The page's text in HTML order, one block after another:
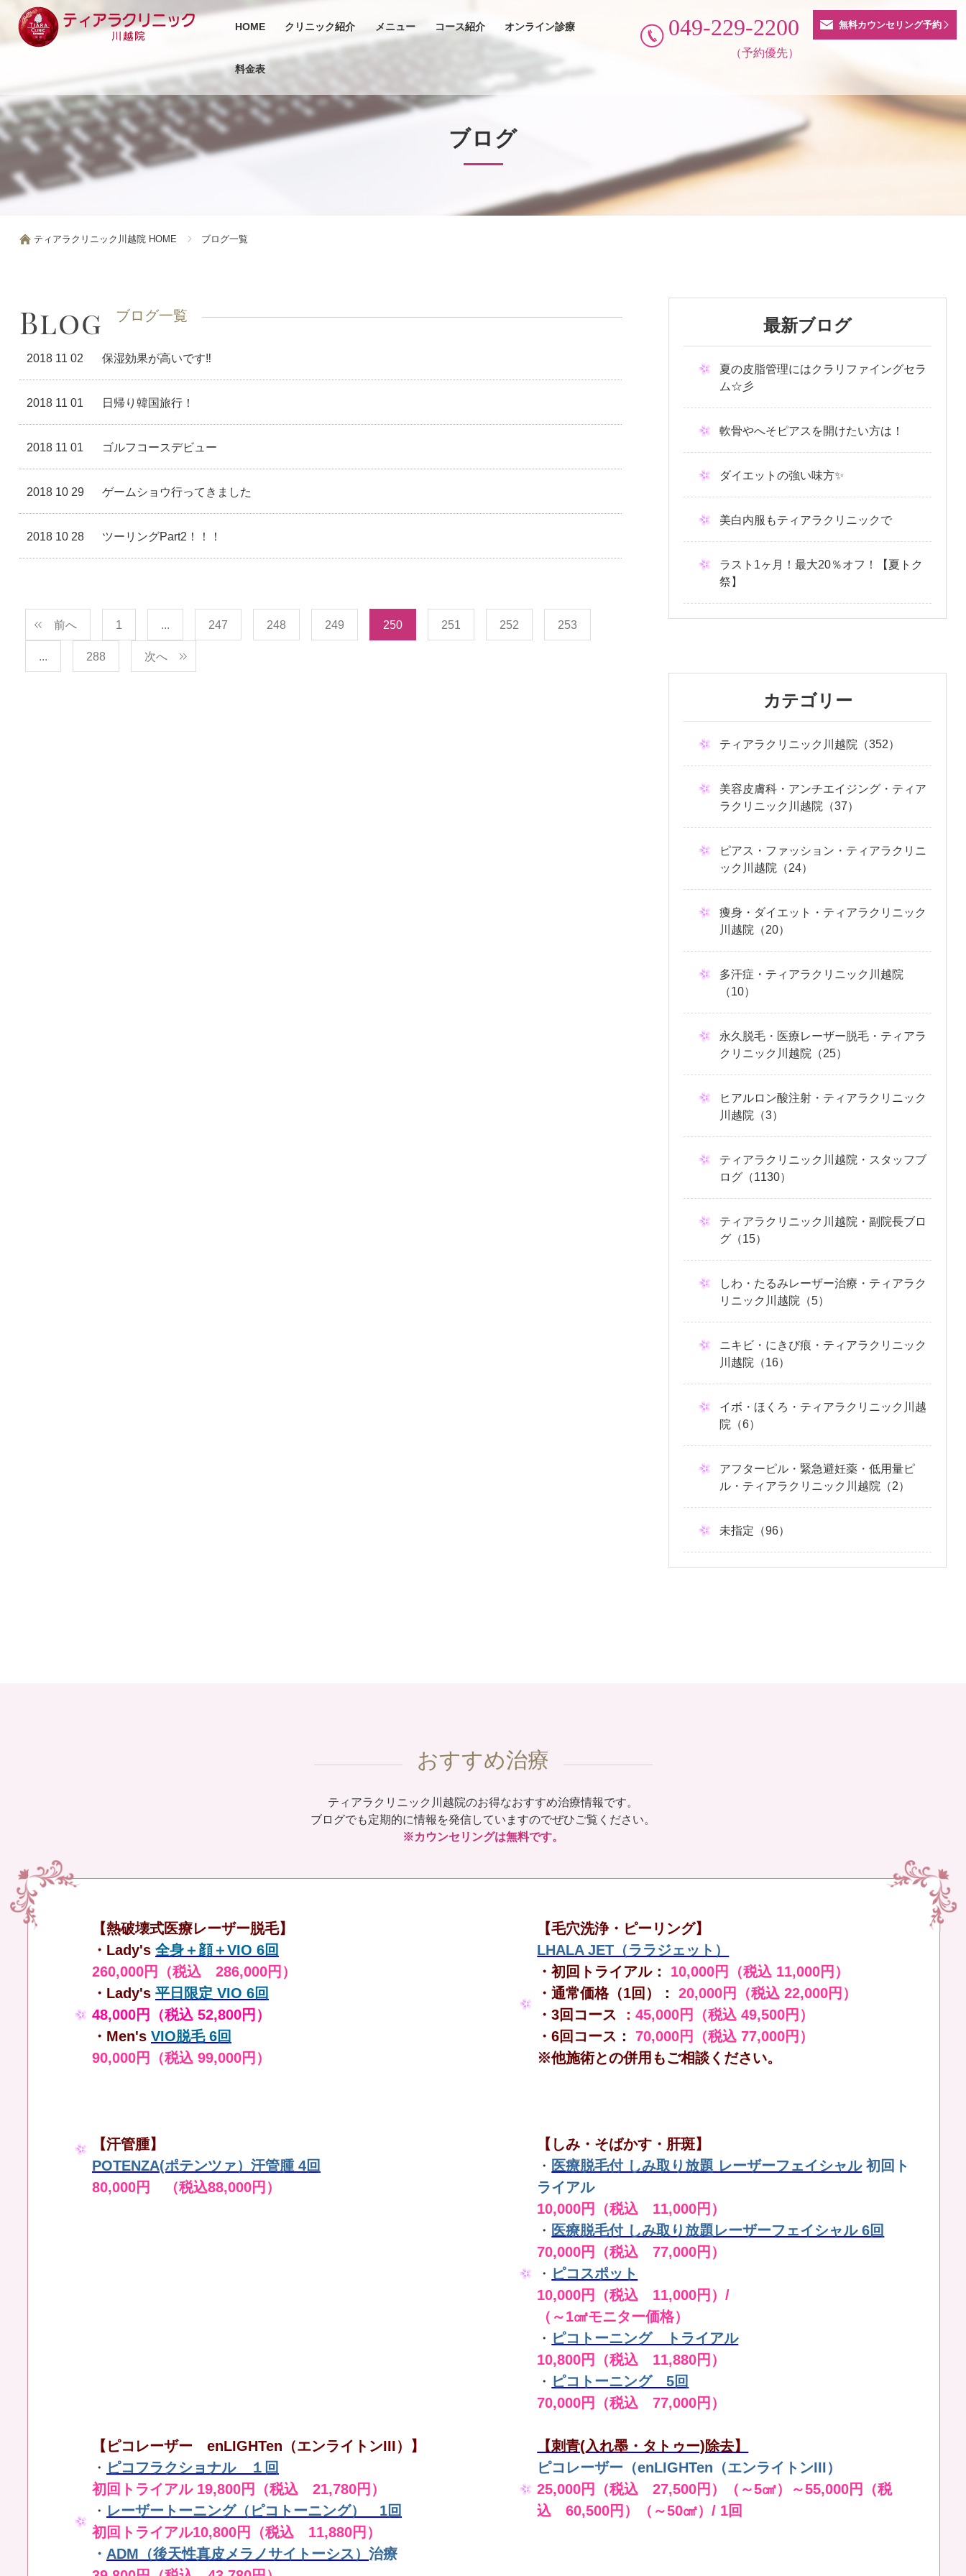
HOME クリニック紹介 メニュー コース紹介 オンライン診療
料金表
無料カウンセリング予約
049-229-2200
（予約優先）
ブログ
ティアラクリニック川越院 HOME ブログ一覧
ブログ一覧
2018 11 02 保湿効果が高いです‼
2018 11 01 日帰り韓国旅行！
2018 11 01 ゴルフコースデビュー
2018 10 29 ゲームショウ行ってきました
2018 10 28 ツーリングPart2！！！
前へ 1 ... 247 248 249 250 251 252 253
... 288 次へ
最新ブログ
夏の皮脂管理にはクラリファイングセラ
ム☆彡
軟骨やへそピアスを開けたい方は！
ダイエットの強い味方✨
美白内服もティアラクリニックで
ラスト1ヶ月！最大20％オフ！【夏トク
祭】
カテゴリー
ティアラクリニック川越院（352）
美容皮膚科・アンチエイジング・ティア
ラクリニック川越院（37）
ピアス・ファッション・ティアラクリニ
ック川越院（24）
痩身・ダイエット・ティアラクリニック
川越院（20）
多汗症・ティアラクリニック川越院
（10）
永久脱毛・医療レーザー脱毛・ティアラ
クリニック川越院（25）
ヒアルロン酸注射・ティアラクリニック
川越院（3）
ティアラクリニック川越院・スタッフブ
ログ（1130）
ティアラクリニック川越院・副院長ブロ
グ（15）
しわ・たるみレーザー治療・ティアラク
リニック川越院（5）
ニキビ・にきび痕・ティアラクリニック
川越院（16）
イボ・ほくろ・ティアラクリニック川越
院（6）
アフターピル・緊急避妊薬・低用量ピ
ル・ティアラクリニック川越院（2）
未指定（96）
おすすめ治療
ティアラクリニック川越院のお得なおすすめ治療情報です。
ブログでも定期的に情報を発信していますのでぜひご覧ください。
※カウンセリングは無料です。
【熱破壊式医療レーザー脱毛】
・Lady's 全身＋顔＋VIO 6回
260,000円（税込 286,000円）
・Lady's 平日限定 VIO 6回
48,000円（税込 52,800円）
・Men's VIO脱毛 6回
90,000円（税込 99,000円）
【毛穴洗浄・ピーリング】
LHALA JET（ララジェット）
・初回トライアル： 10,000円（税込 11,000円）
・通常価格（1回）：
20,000円（税込 22,000円）
・3回コース ：45,000円（税込 49,500円）
・6回コース：
70,000円（税込 77,000円）
※他施術との併用もご相談ください。
【汗管腫】
POTENZA(ポテンツァ）汗管腫 4回
80,000円 （税込88,000円）
【しみ・そばかす・肝斑】
・ 医療脱毛付 しみ取り放題 レーザーフェイシャル 初回ト
ライアル
10,000円（税込 11,000円）
・ 医療脱毛付 しみ取り放題レーザーフェイシャル 6回
70,000円（税込 77,000円）
・ ピコスポット
10,000円（税込 11,000円）/
（～1㎠モニター価格）
・ ピコトーニング トライアル
10,800円（税込 11,880円）
・ ピコトーニング 5回
70,000円（税込 77,000円）
【ピコレーザー enLIGHTen（エンライトンIII）】
・ ピコフラクショナル １回
初回トライアル 19,800円（税込 21,780円）
・ レーザートーニング（ピコトーニング） 1回
初回トライアル10,800円（税込 11,880円）
・ ADM（後天性真皮メラノサイトーシス） 治療
【刺青(入れ墨・タトゥー)除去】
ピコレーザー（enLIGHTen（エンライトンIII）
25,000円（税込 27,500円）（～5㎠）～55,000円（税
込 60,500円）（～50㎠）/ 1回